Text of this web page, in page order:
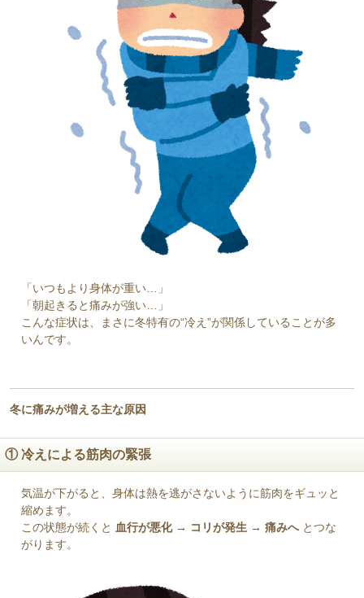
「いつもより身体が重い…」
「朝起きると痛みが強い…」
こんな症状は、まさに冬特有の“冷え”が関係していることが多
いんです。
冬に痛みが増える主な原因
① 冷えによる筋肉の緊張
気温が下がると、身体は熱を逃がさないように筋肉をギュッと
縮めます。
この状態が続くと 血行が悪化 → コリが発生 → 痛みへ とつな
がります。